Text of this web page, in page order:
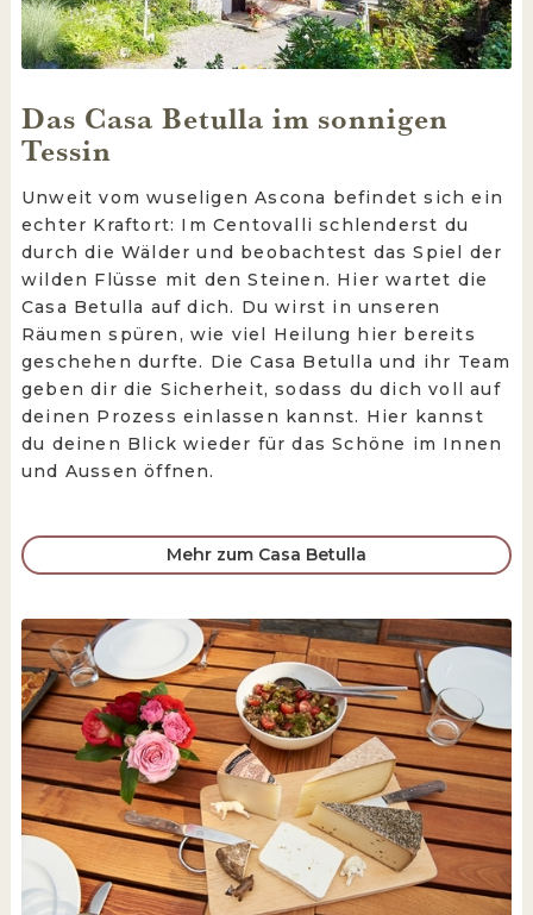
Das Casa Betulla im sonnigen
Tessin
Unweit vom wuseligen Ascona befindet sich ein
echter Kraftort: Im Centovalli schlenderst du
durch die Wälder und beobachtest das Spiel der
wilden Flüsse mit den Steinen. Hier wartet die
Casa Betulla auf dich. Du wirst in unseren
Räumen spüren, wie viel Heilung hier bereits
geschehen durfte. Die Casa Betulla und ihr Team
geben dir die Sicherheit, sodass du dich voll auf
deinen Prozess einlassen kannst. Hier kannst
du deinen Blick wieder für das Schöne im Innen
und Aussen öffnen.
Mehr zum Casa Betulla